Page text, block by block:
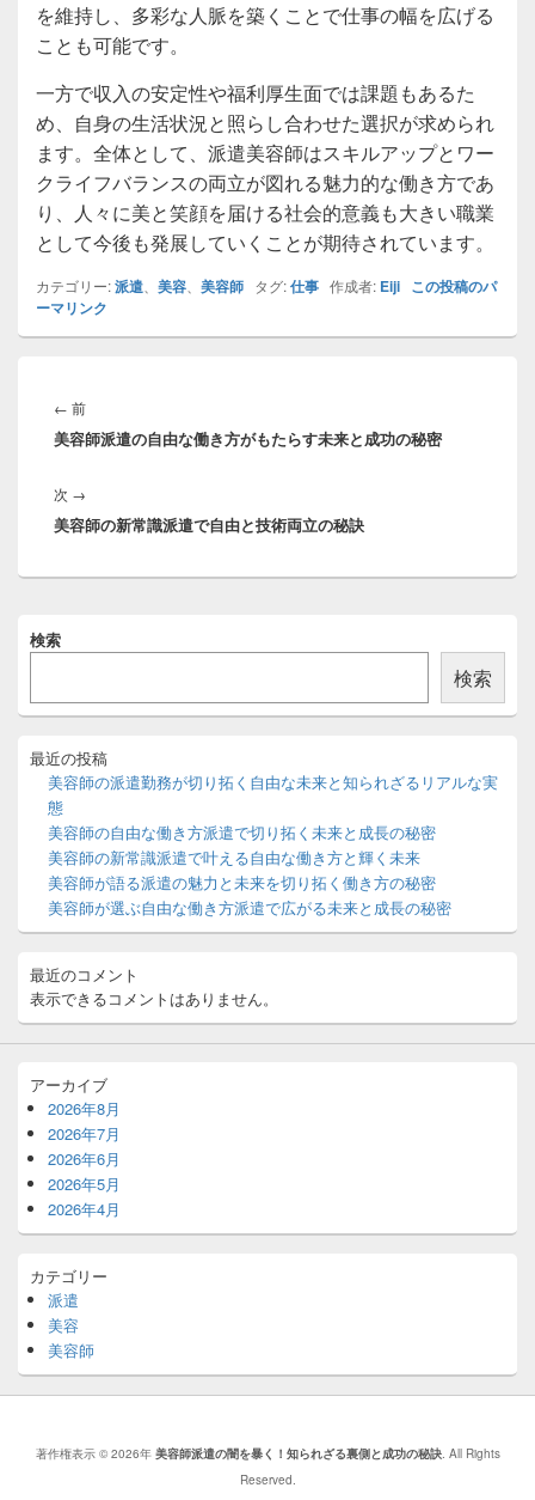
を維持し、多彩な人脈を築くことで仕事の幅を広げる
ことも可能です。
一方で収入の安定性や福利厚生面では課題もあるた
め、自身の生活状況と照らし合わせた選択が求められ
ます。全体として、派遣美容師はスキルアップとワー
クライフバランスの両立が図れる魅力的な働き方であ
り、人々に美と笑顔を届ける社会的意義も大きい職業
として今後も発展していくことが期待されています。
カテゴリー:派遣 美容 美容師 タグ:仕事 作成者: Eiji この投稿のパ
ーマリンク
稿
ナ
ゲ
ー
シ
← 前前
の
美容師派遣の自由な働き方がもたらす未来と成功の秘密
次 →
の
稿:
美容師の新常識派遣で自由と技術両立の秘訣
イ
イ
バ
エ
ア
検索
検索
最近の投稿
美容師の派遣勤務が切り拓く自由な未来と知られざるリアルな実
態
美容師の自由な働き方派遣で切り拓く未来と成長の秘密
美容師の新常識派遣で叶える自由な働き方と輝く未来
美容師が語る派遣の魅力と未来を切り拓く働き方の秘密
美容師が選ぶ自由な働き方派遣で広がる未来と成長の秘密
最近のコメント
表示できるコメントはありません。
アーカイブ
2026年8月
2026年7月
2026年6月
2026年5月
2026年4月
カテゴリー
派遣
美容
美容師
著作権表示 © 2026年 美容師派遣の闇を暴く！知られざる裏側と成功の秘訣. All Rights
Reserved.